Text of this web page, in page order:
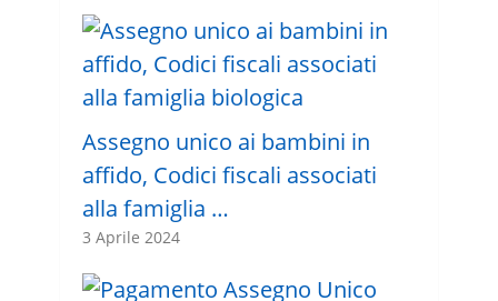
Assegno unico ai bambini in
affido, Codici fiscali associati
alla famiglia …
3 Aprile 2024